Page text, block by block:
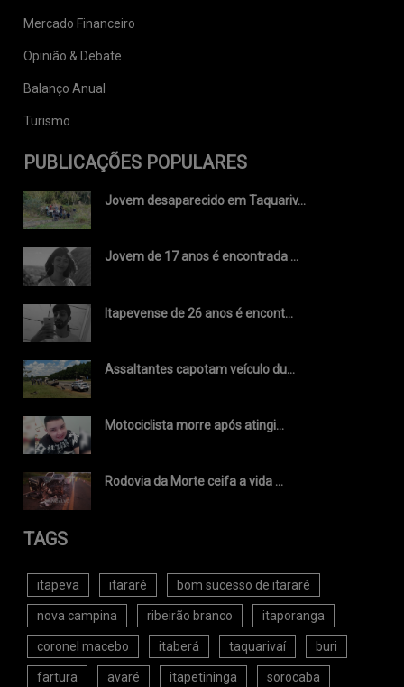
Mercado Financeiro
Opinião & Debate
Balanço Anual
Turismo
PUBLICAÇÕES POPULARES
Jovem desaparecido em Taquariv...
Jovem de 17 anos é encontrada ...
Itapevense de 26 anos é encont...
Assaltantes capotam veículo du...
Motociclista morre após atingi...
Rodovia da Morte ceifa a vida ...
TAGS
itapeva itararé bom sucesso de itararé
nova campina ribeirão branco itaporanga
coronel macebo itaberá taquarivaí buri
fartura avaré itapetininga sorocaba